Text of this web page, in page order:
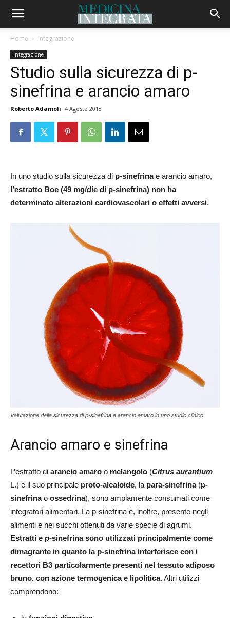
Home Integrazione
Integrazione
Studio sulla sicurezza di p-
sinefrina e arancio amaro
Roberto Adamoli 4 Agosto 2018
In uno studio sulla sicurezza di p-sinefrinae arancio amaro,
l’estratto Boe (49 mg/die di p-sinefrina) non ha
determinato alterazioni cardiovascolari o effetti avversi.
Valutazione della sicurezza di p-sinefrina e arancio amaro in uno studio clinico
Arancio amaro e sinefrina
L’estratto di arancio amaro o melangolo (Citrus aurantium
L.) e il suo principale proto-alcaloide, la para-sinefrina(p-
sinefrinao ossedrina), sono ampiamente consumati come
integratori alimentari. La p-sinefrina è, inoltre, presente negli
alimenti e nei succhi ottenuti da varie specie di agrumi.
Estratti e p-sinefrina sono utilizzati principalmente come
dimagrante in quanto la p-sinefrina interferisce con i
recettori B3 particolarmente presenti nel tessuto adiposo
bruno, con azione termogenica e lipolitica. Altri utilizzi
comprendono: